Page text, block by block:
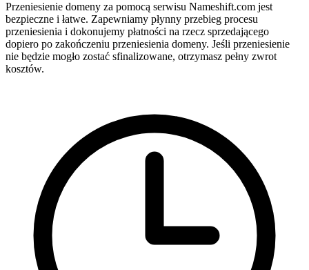
Przeniesienie domeny za pomocą serwisu Nameshift.com jest
bezpieczne i łatwe. Zapewniamy płynny przebieg procesu
przeniesienia i dokonujemy płatności na rzecz sprzedającego
dopiero po zakończeniu przeniesienia domeny. Jeśli przeniesienie
nie będzie mogło zostać sfinalizowane, otrzymasz pełny zwrot
kosztów.